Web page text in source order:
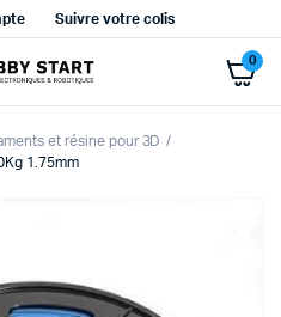
Suivre votre colis
0
et résine pour 3D
1.75mm